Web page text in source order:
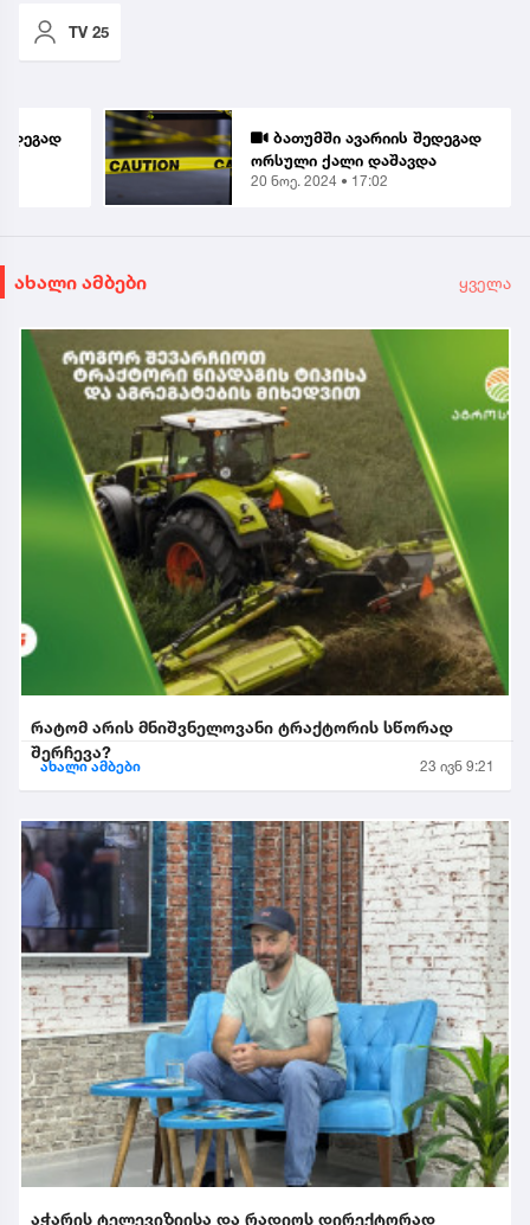
TV 25
ბათუმში ავარიის შედეგად
ორსული ქალი დაშავდა
20 ნოე. 2024 • 17:02
ახალი ამბები ყველა
რატომ არის მნიშვნელოვანი ტრაქტორის სწორად
შერჩევა?
ახალი ამბები 23 ივნ 9:21
აჭარის ტელევიზიისა და რადიოს დირექტორად